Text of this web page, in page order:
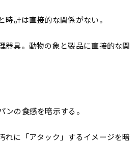
時計は直接的な関係がない。
器具。動物の象と製品に直接的な関
ンの食感を暗示する。
れに「アタック」するイメージを暗